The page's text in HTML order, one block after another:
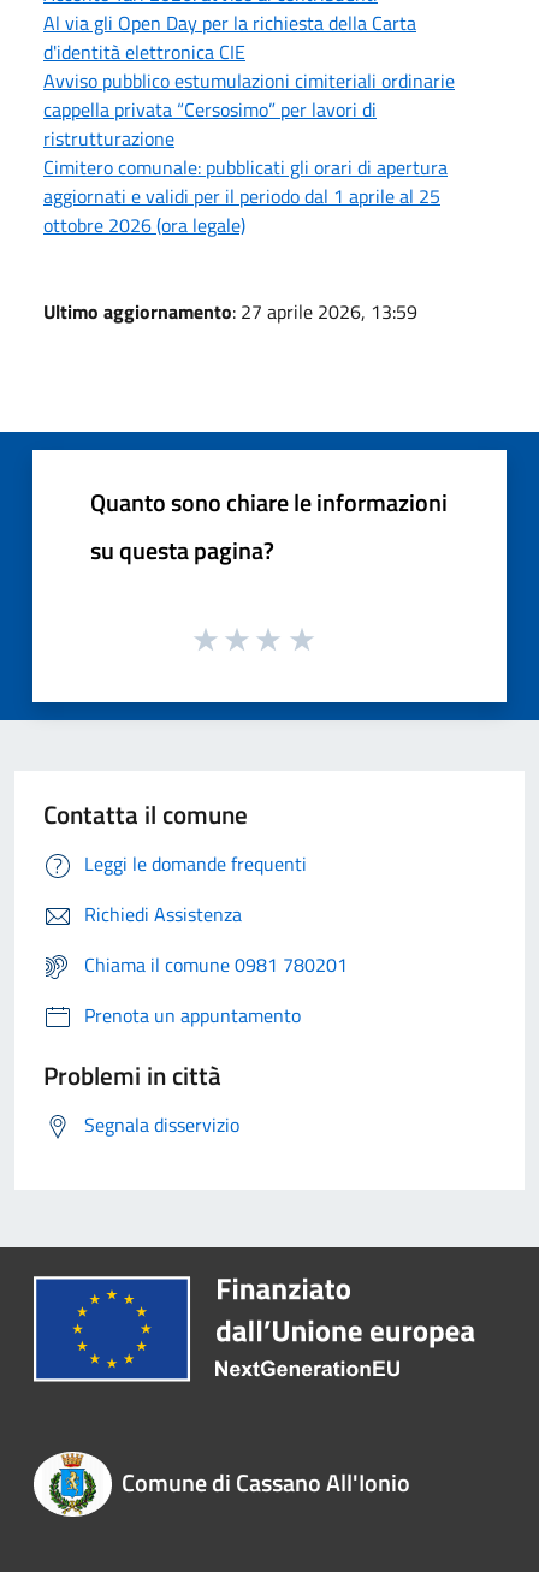
Al via gli Open Day per la richiesta della Carta
d'identità elettronica CIE
Avviso pubblico estumulazioni cimiteriali ordinarie
cappella privata “Cersosimo” per lavori di
ristrutturazione
Cimitero comunale: pubblicati gli orari di apertura
aggiornati e validi per il periodo dal 1 aprile al 25
ottobre 2026 (ora legale)
Ultimo aggiornamento: 27 aprile 2026, 13:59
Quanto sono chiare le informazioni
su questa pagina?
Contatta il comune
Leggi le domande frequenti
Richiedi Assistenza
Chiama il comune 0981 780201
Prenota un appuntamento
Problemi in città
Segnala disservizio
Comune di Cassano All'Ionio